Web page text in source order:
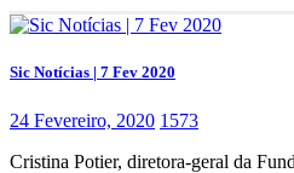
Sic Notícias | 7 Fev 2020
24 Fevereiro, 2020 1573
Cristina Potier, diretora-geral da